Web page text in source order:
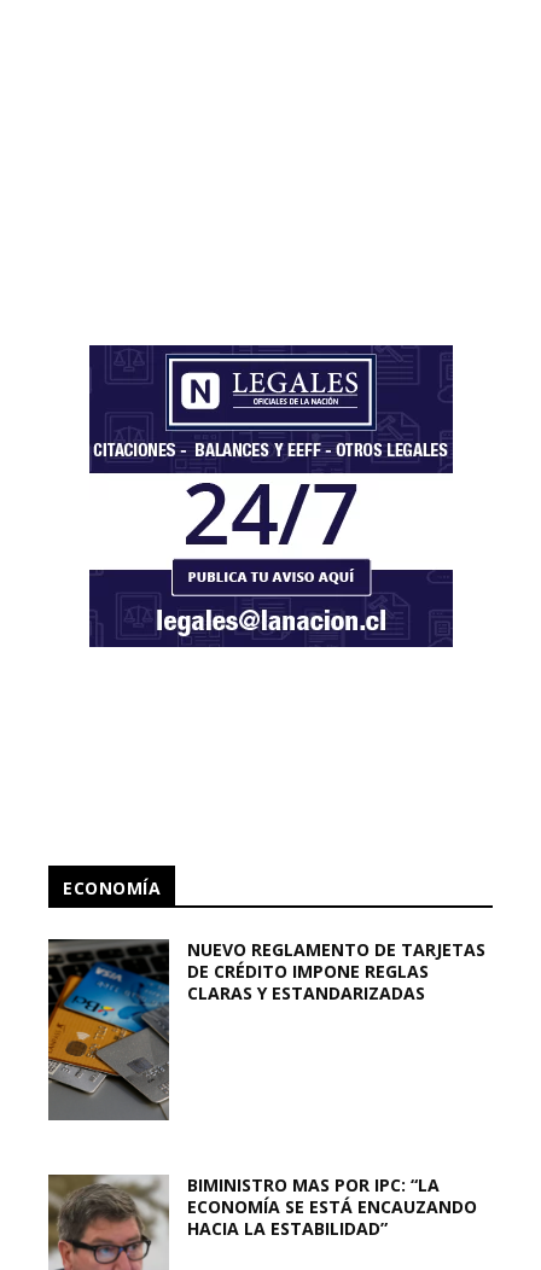
ECONOMÍA
NUEVO REGLAMENTO DE TARJETAS
DE CRÉDITO IMPONE REGLAS
CLARAS Y ESTANDARIZADAS
BIMINISTRO MAS POR IPC: “LA
ECONOMÍA SE ESTÁ ENCAUZANDO
HACIA LA ESTABILIDAD”